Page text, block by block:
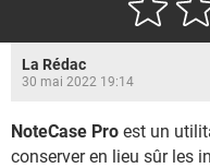
La Rédac
30 mai 2022 19:14
NoteCase Pro est un
conserver en lieu sûr les